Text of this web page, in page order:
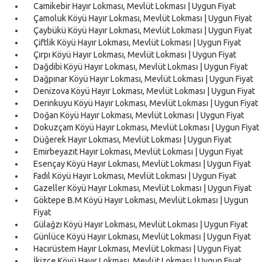
Camikebir Hayır Lokması, Mevlüt Lokması | Uygun Fiyat
Çamoluk Köyü Hayır Lokması, Mevlüt Lokması | Uygun Fiyat
Çaybükü Köyü Hayır Lokması, Mevlüt Lokması | Uygun Fiyat
Çiftlik Köyü Hayır Lokması, Mevlüt Lokması | Uygun Fiyat
Çırpı Köyü Hayır Lokması, Mevlüt Lokması | Uygun Fiyat
Dağdibi Köyü Hayır Lokması, Mevlüt Lokması | Uygun Fiyat
Dağpınar Köyü Hayır Lokması, Mevlüt Lokması | Uygun Fiyat
Denizova Köyü Hayır Lokması, Mevlüt Lokması | Uygun Fiyat
Derinkuyu Köyü Hayır Lokması, Mevlüt Lokması | Uygun Fiyat
Doğan Köyü Hayır Lokması, Mevlüt Lokması | Uygun Fiyat
Dokuzçam Köyü Hayır Lokması, Mevlüt Lokması | Uygun Fiyat
Düğerek Hayır Lokması, Mevlüt Lokması | Uygun Fiyat
Emirbeyazıt Hayır Lokması, Mevlüt Lokması | Uygun Fiyat
Esençay Köyü Hayır Lokması, Mevlüt Lokması | Uygun Fiyat
Fadıl Köyü Hayır Lokması, Mevlüt Lokması | Uygun Fiyat
Gazeller Köyü Hayır Lokması, Mevlüt Lokması | Uygun Fiyat
Göktepe B.M Köyü Hayır Lokması, Mevlüt Lokması | Uygun
Fiyat
Gülağzı Köyü Hayır Lokması, Mevlüt Lokması | Uygun Fiyat
Günlüce Köyü Hayır Lokması, Mevlüt Lokması | Uygun Fiyat
Hacırüstem Hayır Lokması, Mevlüt Lokması | Uygun Fiyat